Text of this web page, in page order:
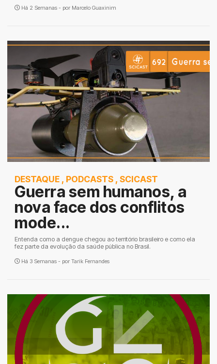
Há 2 Semanas - por Marcelo Guaxinim
DESTAQUE , PODCASTS , SCICAST
Guerra sem humanos, a
nova face dos conflitos
mode...
Entenda como a dengue chegou ao território brasileiro e como ela
fez parte da evolução da saúde pública no Brasil.
Há 3 Semanas - por Tarik Fernandes